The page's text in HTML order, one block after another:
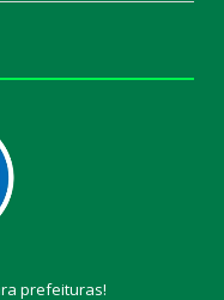
prefeituras!